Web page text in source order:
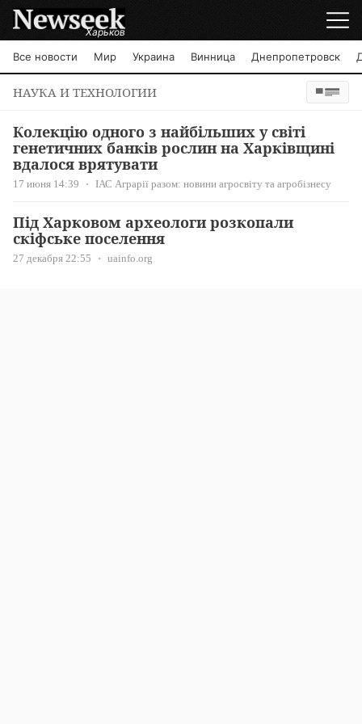
Харьков
Все новости Мир Украина Винница Днепропетровск
НАУКА И ТЕХНОЛОГИИ
Колекцію одного з найбільших у світі
генетичних банків рослин на Харківщині
вдалося врятувати
17 июня 14:39 ІАС Аграрії разом: новини агросвіту та агробізнесу
Під Харковом археологи розкопали
скіфське поселення
27 декабря 22:55 uainfo.org